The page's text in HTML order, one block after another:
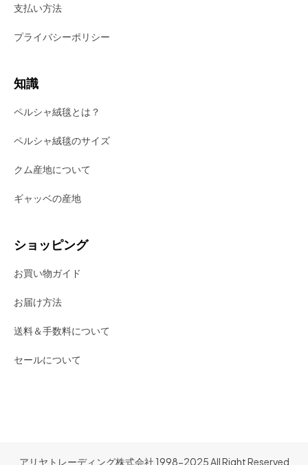
支払い方法
プライバシーポリシー
知識
ペルシャ絨毯とは？
ペルシャ絨毯のサイズ
クム産地について
ギャッベの産地
ショッピング
お買い物ガイド
お届け方法
送料＆手数料について
セールについて
アリヤトレーディング株式会社 1998-2025 All Right Reserved